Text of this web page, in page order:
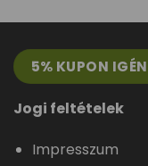
5% KUPON
Jogi feltételek
Impresszum